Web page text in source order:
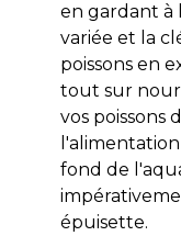
en gardant à
variée et la
poissons en
tout sur
vos poissons
fond de
épuisette.